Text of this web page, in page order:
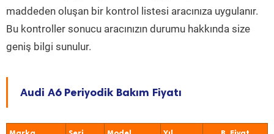
maddeden oluşan bir kontrol listesi aracınıza uygulanır.
Bu kontroller sonucu aracınızın durumu hakkında size
geniş bilgi sunulur.
Audi A6 Periyodik Bakım Fiyatı